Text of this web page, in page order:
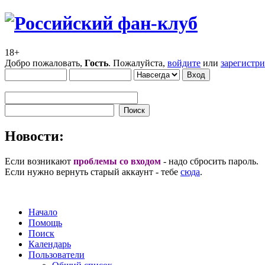
18+
Добро пожаловать, Гость. Пожалуйста, войдите или
Новости:
Если возникают проблемы со входом - надо сбросить пароль.
Если нужно вернуть старый аккаунт - тебе сюда.
Начало
Помощь
Поиск
Календарь
Пользователи